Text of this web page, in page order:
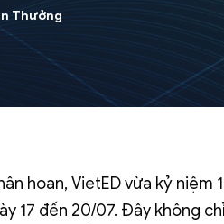
Thưởng
hoan, VietED vừa kỷ
17 đến 20/07. Đây không